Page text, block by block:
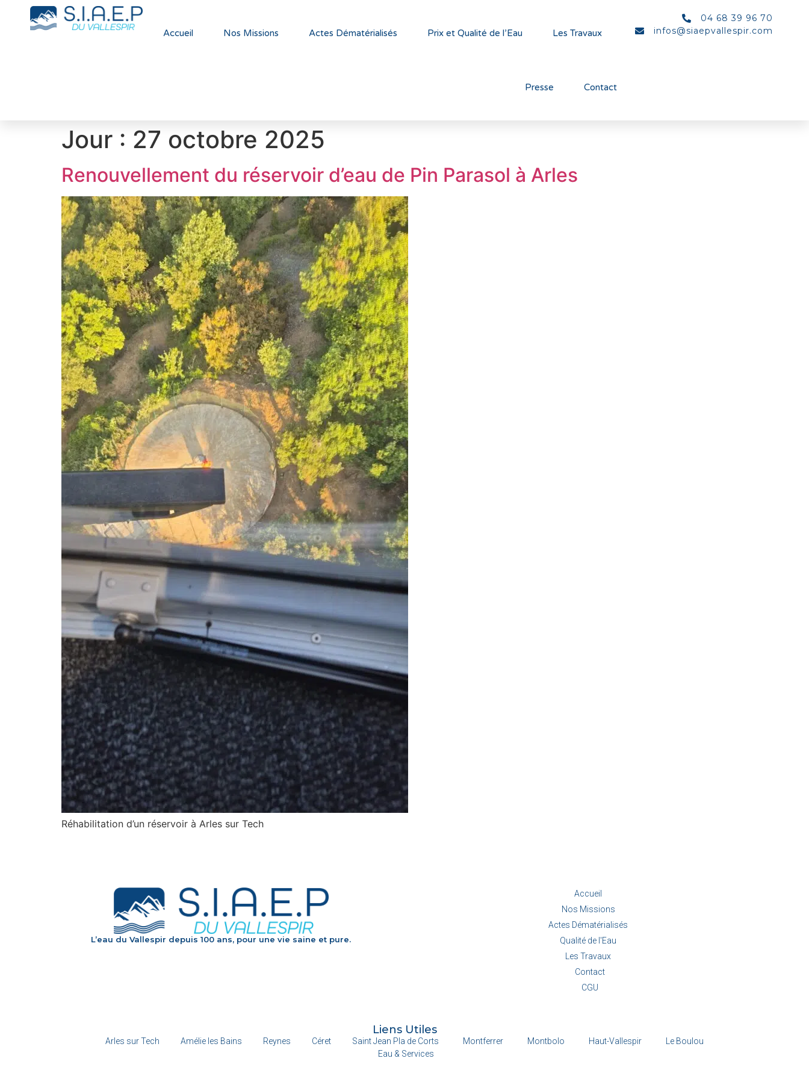
Accueil Nos Missions Actes Dématérialisés Prix et Qualité de l’Eau Les Travaux
Presse Contact
04 68 39 96 70
infos@siaepvallespir.com
Jour : 27 octobre 2025
Renouvellement du réservoir d’eau de Pin Parasol à Arles
Réhabilitation d’un réservoir à Arles sur Tech
L’eau du Vallespir depuis 100 ans, pour une vie saine et pure.
Accueil
Nos Missions
Actes Dématérialisés
Qualité de l'Eau
Les Travaux
Contact
CGU
Liens Utiles
Arles sur Tech Amélie les Bains Reynes Céret Saint Jean Pla de Corts Montferrer Montbolo Haut-Vallespir
Le Boulou
Eau & Services